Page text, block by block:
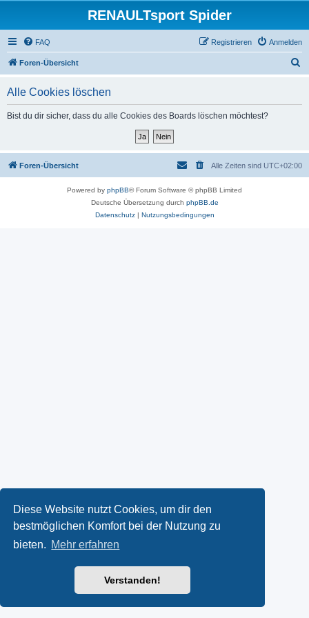
Diese Website nutzt Cookies, um dir den
bestmöglichen Komfort bei der Nutzung zu
bieten. Mehr erfahren
Verstanden!
RENAULTsport Spider
FAQ Anmelden
Registrieren
Foren-Übersicht
Alle Cookies löschen
Bist du dir sicher, dass du alle Cookies des Boards löschen möchtest?
Foren-Übersicht Alle Zeiten sind UTC+02:00
Powered by phpBB® Forum Software © phpBB Limited
Deutsche Übersetzung durch phpBB.de
Datenschutz| Nutzungsbedingungen